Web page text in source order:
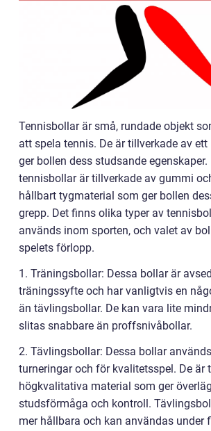
Tennisbollar är små, rundade objekt
att spela tennis. De är tillverkade av
ger bollen dess studsande egenskaper.
tennisbollar är tillverkade av gummi
hållbart tygmaterial som ger bollen
grepp. Det finns olika typer av
används inom sporten, och valet av
spelets förlopp.
1. Träningsbollar: Dessa bollar är
träningssyfte och har vanligtvis en
än tävlingsbollar. De kan vara lite
slitas snabbare än proffsnivåbollar.
2. Tävlingsbollar: Dessa bollar
turneringar och för kvalitetsspel. De är
högkvalitativa material som ger
studsförmåga och kontroll.
mer hållbara och kan användas under